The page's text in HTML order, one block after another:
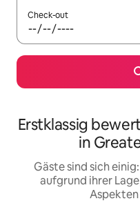
Check-out
Erstklassig
in
Gäste sind sich
aufgrund ihrer